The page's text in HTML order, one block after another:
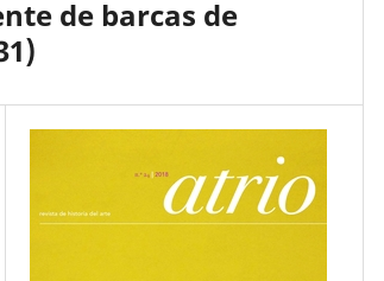
de barcas de